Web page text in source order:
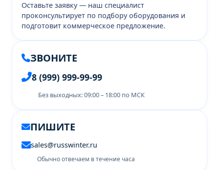
Оставьте заявку — наш специалист
проконсультирует по подбору оборудования и
подготовит коммерческое предложение.
ЗВОНИТЕ
8 (999) 999-99-99
Без выходных: 09:00 – 18:00 по МСК
ПИШИТЕ
sales@russwinter.ru
Обычно отвечаем в течение часа